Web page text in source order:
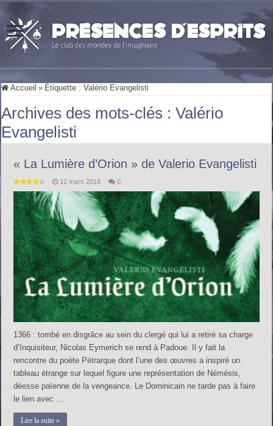
Accueil » Étiquette :Valério Evangelisti
Archives des mots-clés :Valério
Evangelisti
« La Lumière d’Orion » de Valerio Evangelisti
12 mars 2018 0
1366 : tombé en disgrâce au sein du clergé qui lui a retiré sa charge
d’Inquisiteur, Nicolas Eymerich se rend à Padoue. Il y fait la
rencontre du poète Pétrarque dont l’une des œuvres a inspiré un
tableau étrange sur lequel figure une représentation de Némésis,
déesse païenne de la vengeance. Le Dominicain ne tarde pas à faire
le lien avec …
Lire la suite »